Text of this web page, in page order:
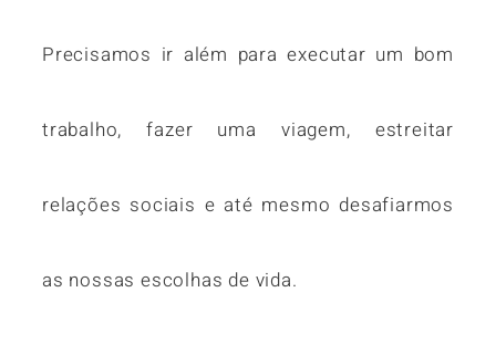
Precisamos ir além para executar um bom
trabalho, fazer uma viagem, estreitar
relações sociais e até mesmo desafiarmos
as nossas escolhas de vida.